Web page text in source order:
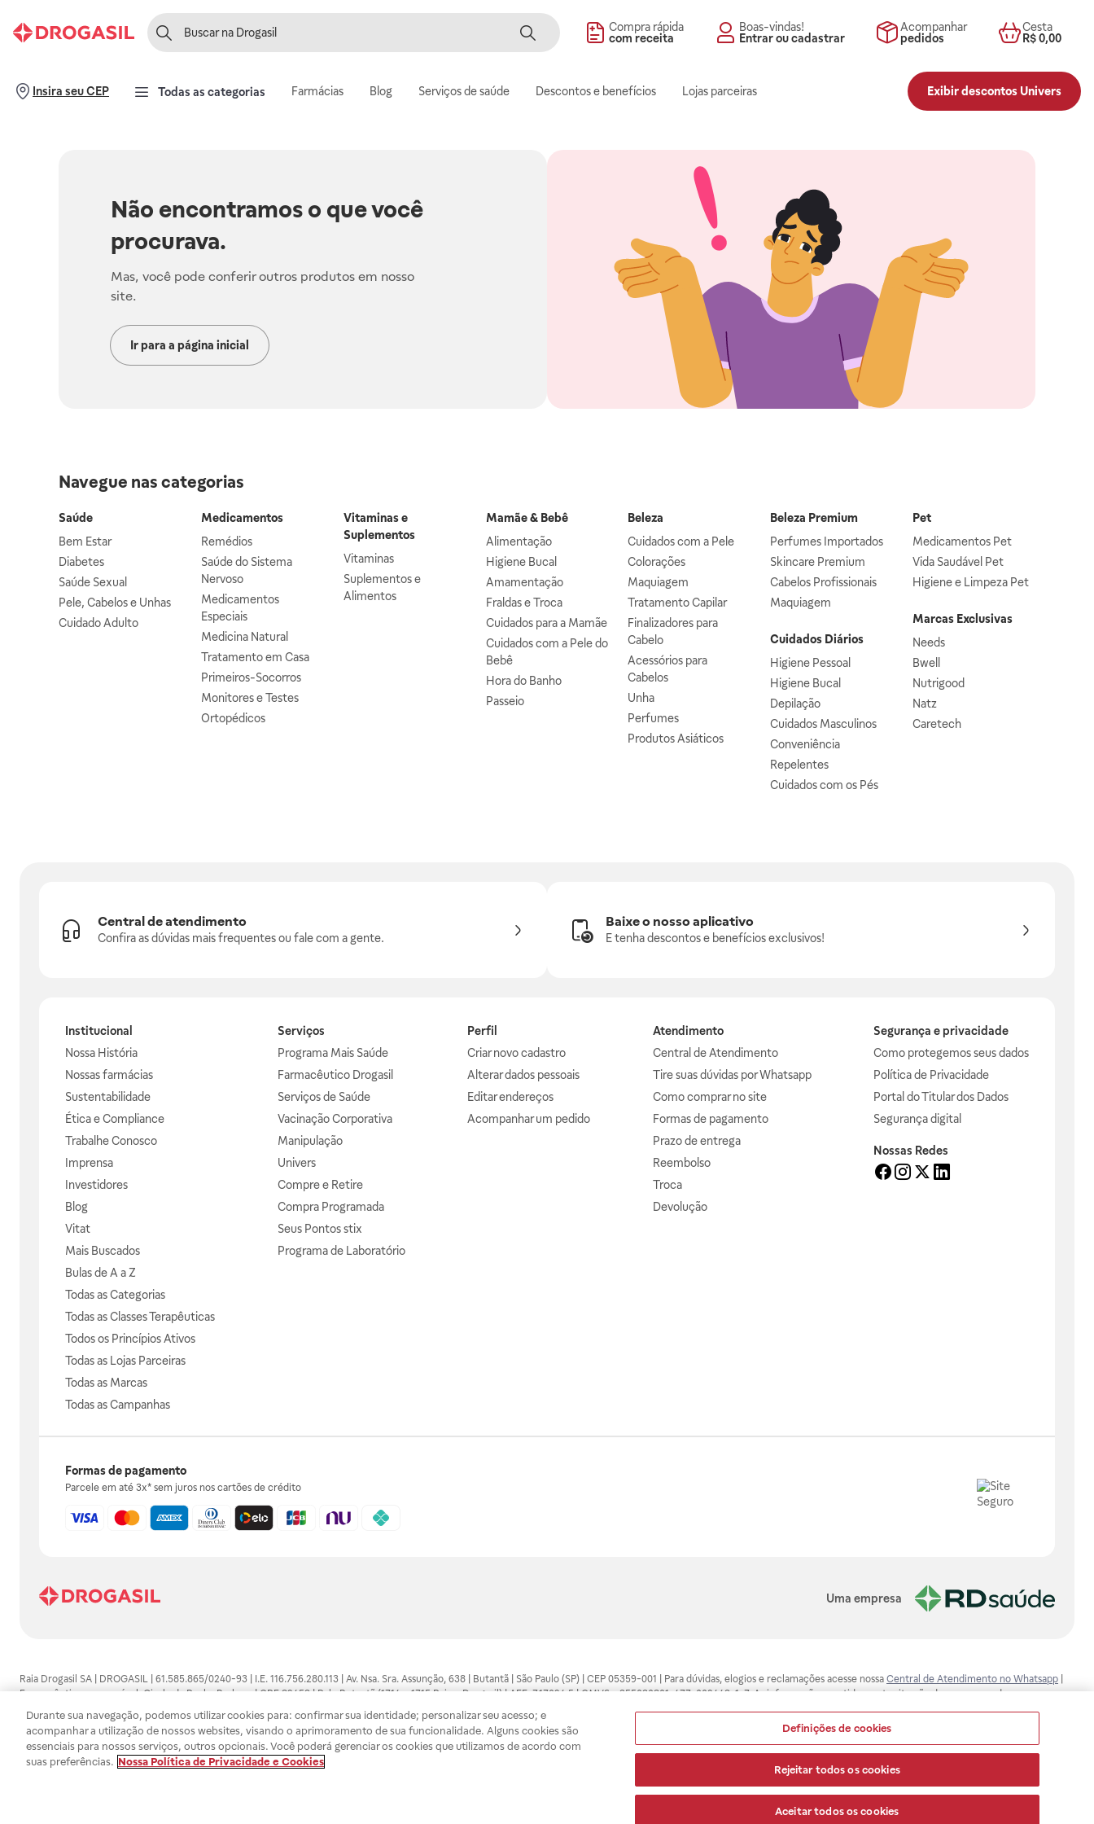
Compra rápida
com receita
Boas-vindas!
Entrar ou cadastrar
Acompanhar
pedidos
Cesta
R$ 0,00
Insira seu CEP Todas as categorias Farmácias Blog Serviços de saúde Descontos e benefícios Lojas parceiras Exibir descontos Univers
Não encontramos o que você
procurava.
Mas, você pode conferir outros produtos em nosso
site.
Ir para a página inicial
Navegue nas categorias
Saúde
Bem Estar
Diabetes
Saúde Sexual
Pele, Cabelos e Unhas
Cuidado Adulto
Medicamentos
Remédios
Saúde do Sistema
Nervoso
Medicamentos
Especiais
Medicina Natural
Tratamento em Casa
Primeiros-Socorros
Monitores e Testes
Ortopédicos
Vitaminas e
Suplementos
Vitaminas
Suplementos e
Alimentos
Mamãe & Bebê
Alimentação
Higiene Bucal
Amamentação
Fraldas e Troca
Cuidados para a Mamãe
Cuidados com a Pele do
Bebê
Hora do Banho
Passeio
Beleza
Cuidados com a Pele
Colorações
Maquiagem
Tratamento Capilar
Finalizadores para
Cabelo
Acessórios para
Cabelos
Unha
Perfumes
Produtos Asiáticos
Beleza Premium
Perfumes Importados
Skincare Premium
Cabelos Profissionais
Maquiagem
Cuidados Diários
Higiene Pessoal
Higiene Bucal
Depilação
Cuidados Masculinos
Conveniência
Repelentes
Cuidados com os Pés
Pet
Medicamentos Pet
Vida Saudável Pet
Higiene e Limpeza Pet
Marcas Exclusivas
Needs
Bwell
Nutrigood
Natz
Caretech
Central de atendimento
Confira as dúvidas mais frequentes ou fale com a gente.
Baixe o nosso aplicativo
E tenha descontos e benefícios exclusivos!
Institucional
Nossa História
Nossas farmácias
Sustentabilidade
Ética e Compliance
Trabalhe Conosco
Imprensa
Investidores
Blog
Vitat
Mais Buscados
Bulas de A a Z
Todas as Categorias
Todas as Classes Terapêuticas
Todos os Princípios Ativos
Todas as Lojas Parceiras
Todas as Marcas
Todas as Campanhas
Serviços
Programa Mais Saúde
Farmacêutico Drogasil
Serviços de Saúde
Vacinação Corporativa
Manipulação
Univers
Compre e Retire
Compra Programada
Seus Pontos stix
Programa de Laboratório
Perfil
Criar novo cadastro
Alterar dados pessoais
Editar endereços
Acompanhar um pedido
Atendimento
Central de Atendimento
Tire suas dúvidas por Whatsapp
Como comprar no site
Formas de pagamento
Prazo de entrega
Reembolso
Troca
Devolução
Segurança e privacidade
Como protegemos seus dados
Política de Privacidade
Portal do Titular dos Dados
Segurança digital
Nossas Redes
Formas de pagamento
Parcele em até 3x* sem juros nos cartões de crédito
Uma empresa
Raia Drogasil SA | DROGASIL | 61.585.865/0240-93 | I.E. 116.756.280.113 | Av. Nsa. Sra. Assunção, 638 | Butantã | São Paulo (SP) | CEP 05359-001 | Para dúvidas, elogios e reclamações acesse nossa Central de Atendimento no Whatsapp
Farmacêutico responsável: Gisele da Penha Barbosa | CRF 89453 | Polo Butantã (1714 e 1715 Raia e Drogasil) | AFE: 7.17094.5 | CMVS - 355030801-477-002443-1-7. As informações contidas neste site não devem ser usadas para
automedicação e não substituem, em hipótese alguma, as orientações dadas pelo profissional da área médica. Somente o médico está apto a diagnosticar qualquer problema de saúde e prescrever o tratamento adequado. Ao
persistirem os sintomas, um médico deverá ser consultado. Os preços e promoções divulgados no site são válidos apenas para compras feitas pela internet. Maiores esclarecimentos, consultar o site: www.anvisa.gov.br. A Raia Drogasil
SA trabalha com as tecnologias mais avançadas de proteção de dados, para que você possa realizar suas compras com tranquilidade. A privacidade e a segurança dos clientes são compromissos da Raia Drogasil SA. Todos os pedidos
efetuados estão sujeitos à confirmação da disponibilidade de produto em nosso estoque.
Durante sua navegação, podemos utilizar cookies para: confirmar sua identidade; personalizar seu acesso; e
acompanhar a utilização de nossos websites, visando o aprimoramento de sua funcionalidade. Alguns cookies são
essenciais para nossos serviços, outros opcionais. Você poderá gerenciar os cookies que utilizamos de acordo com
suas preferências. Nossa Política de Privacidade e Cookies
Definições de cookies
Rejeitar todos os cookies
Aceitar todos os cookies